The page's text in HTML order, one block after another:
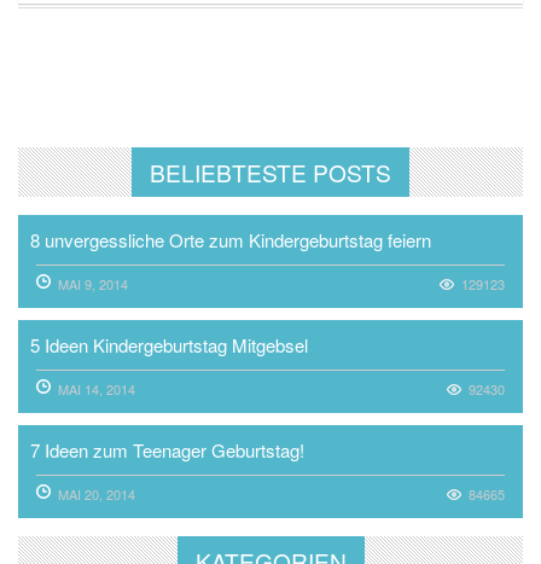
BELIEBTESTE POSTS
8 unvergessliche Orte zum Kindergeburtstag feiern
MAI 9, 2014 129123
5 Ideen Kindergeburtstag Mitgebsel
MAI 14, 2014 92430
7 Ideen zum Teenager Geburtstag!
MAI 20, 2014 84665